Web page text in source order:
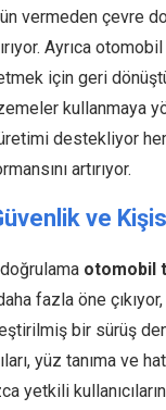
vermeden çevre
Ayrıca
için geri
kullanmaya
destekliyor
artırıyor.
ve
otomobil
fazla öne
bir sürüş
yüz tanıma ve
yetkili